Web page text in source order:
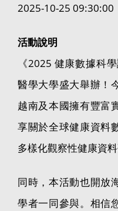
2025-10-25 09:30:00
活動說明
《2025 健康數據科
醫學大學盛大舉辦！
越南及本國擁有豐富
享關於全球健康資料
多樣化觀察性健康資料
同時，本活動也開放
學者一同參與。相信